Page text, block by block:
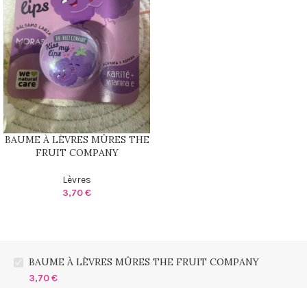
BAUME À LÈVRES MÛRES THE
FRUIT COMPANY
Lèvres
3,70€
BAUME À LÈVRES MÛRES THE FRUIT COMPANY
3,70€